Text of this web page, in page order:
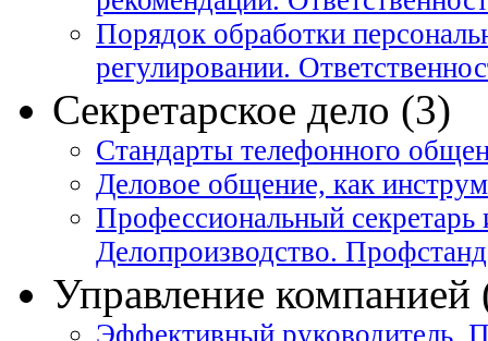
Порядок обработки
регулировании.
Секретарское дело (3)
Стандарты телефонного
Деловое общение, как
Профессиональный
Делопроизводство.
Управление компанией
Эффективный руководитель.